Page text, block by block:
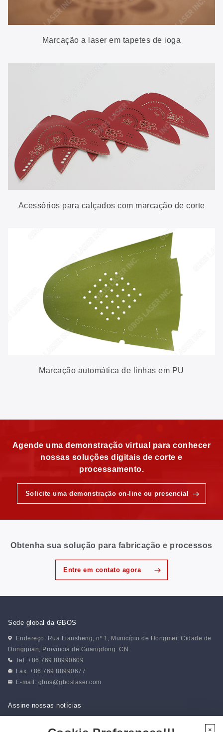
Marcação a laser em tapetes de ioga
Acessórios para calçados com marcação de corte
Marcação automática de linhas em PU
Agende uma demonstração virtual para conhecer
nossas soluções digitais de corte e
processamento.
Solicite uma demonstração on-line ou presencial
Obtenha sua solução para fabricação e processos
Entre em contato agora
Sede global da GBOS
Endereço: Rua Liansheng, nº 1, Município de Hongmei, Cidade de
Dongguan, Província de Guangdong. CN
Tel: +86 769 88990609
Fax: +86 769 88990677
E-mail: gbos@gboslaser.com
Assine nossas notícias
×